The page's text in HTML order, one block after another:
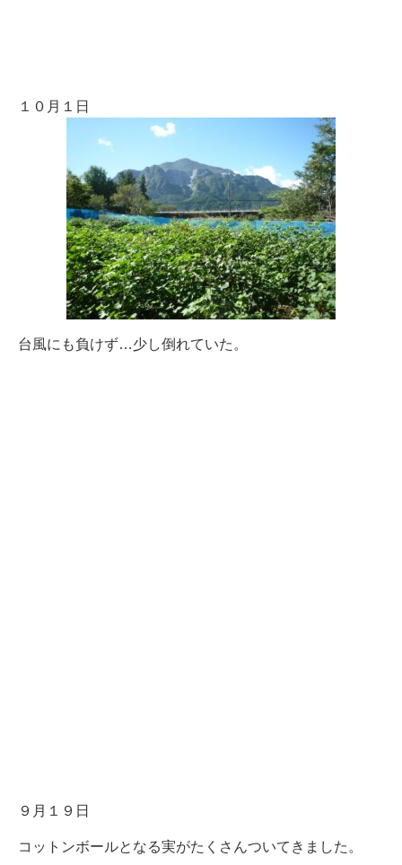
１０月１日
台風にも負けず…少し倒れていた。
９月１９日
コットンボールとなる実がたくさんついてきました。